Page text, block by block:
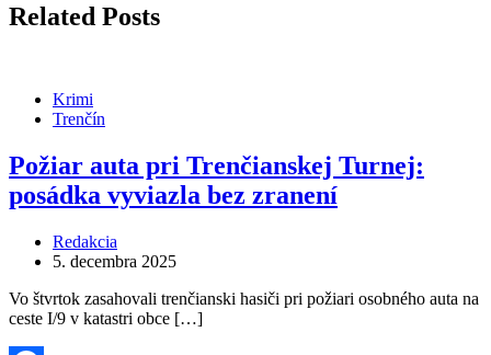
Related Posts
Krimi
Trenčín
Požiar auta pri Trenčianskej Turnej:
posádka vyviazla bez zranení
Redakcia
5. decembra 2025
Vo štvrtok zasahovali trenčianski hasiči pri požiari osobného auta na
ceste I/9 v katastri obce […]